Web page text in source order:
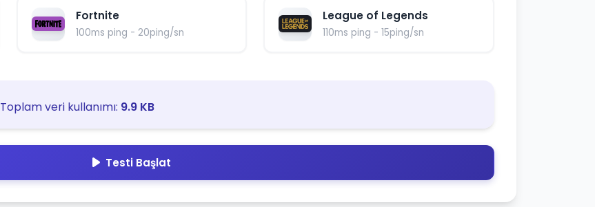
Fortnite
100ms ping - 20ping/sn
League of Legends
110ms ping - 15ping/sn
Toplam veri kullanımı: 9.9 KB
Testi Başlat